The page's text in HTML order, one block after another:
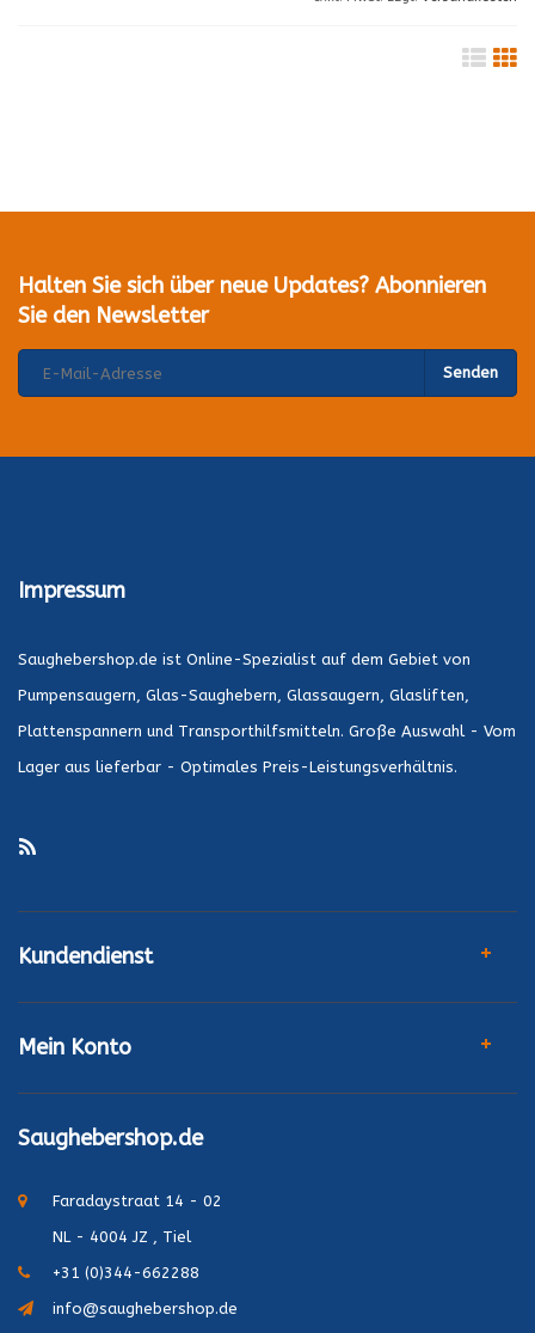
Halten Sie sich über neue Updates? Abonnieren
Sie den Newsletter
Senden
Impressum
Saughebershop.de ist Online-Spezialist auf dem Gebiet von
Pumpensaugern, Glas-Saughebern, Glassaugern, Glasliften,
Plattenspannern und Transporthilfsmitteln. Große Auswahl - Vom
Lager aus lieferbar - Optimales Preis-Leistungsverhältnis.
Kundendienst
Mein Konto
Saughebershop.de
Faradaystraat 14 - 02
NL - 4004 JZ , Tiel
+31 (0)344-662288
info@saughebershop.de